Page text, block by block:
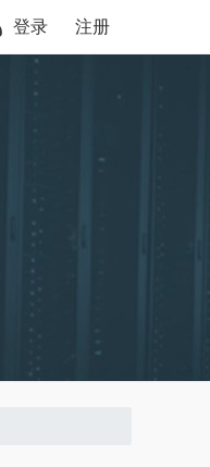
登录 注册